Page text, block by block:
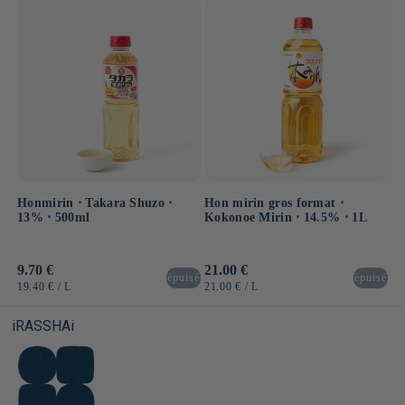
Honmirin ⋅ Takara Shuzo ⋅
13% ⋅ 500ml
Prix
habituel
9.70 €
PRIX
19.40 € / PAR
L
épuisé
Hon mirin gros format ⋅
Kokonoe Mirin ⋅ 14.5% ⋅ 1L
Prix
habituel
21.00 €
PRIX
21.00 € / PAR
L
épuisé
iRASSHAi